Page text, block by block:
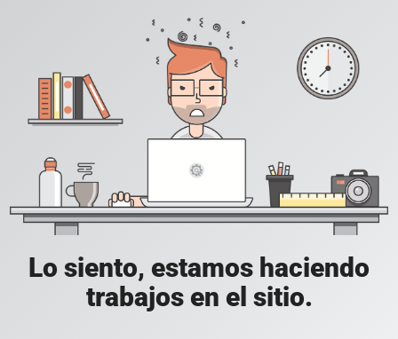
Lo siento, estamos haciendo
trabajos en el sitio.